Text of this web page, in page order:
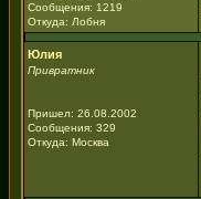
Сообщения: 1219
Откуда: Лобня
Юлия
Привратник
Пришел: 26.08.2002
Сообщения: 329
Откуда: Москва